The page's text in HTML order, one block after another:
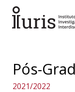
Pós-
2021/2022